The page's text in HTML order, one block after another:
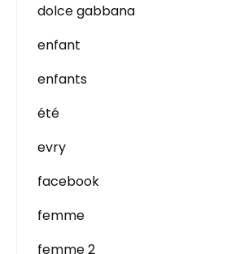
dolce gabbana
enfant
enfants
été
evry
facebook
femme
femme 2